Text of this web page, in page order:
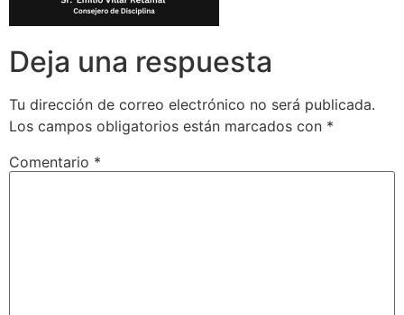
Deja una respuesta
Tu dirección de correo electrónico no será publicada.
Los campos obligatorios están marcados con *
Comentario *